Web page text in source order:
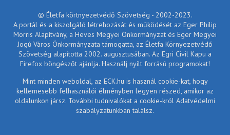
© Életfa körtnyezetvédő Szövetség - 2002-2023.
A portál és a kiszolgáló létrehozását és működését az Eger Philip
Morris Alapítvány, a Heves Megyei Önkormányzat és Eger Megyei
Jogú Város Önkormányzata támogatta, az Életfa Környezetvédő
Szövetség alapította 2002. augusztusában. Az Egri Civil Kapu a
Firefox böngészőt ajánlja. Használj nyílt forrású programokat!
Mint minden weboldal, az ECK.hu is használ cookie-kat, hogy
kellemesebb felhasználói élményben legyen részed, amikor az
oldalunkon jársz. További tudnivalókat a cookie-król Adatvédelmi
szabályzatunkban találsz.